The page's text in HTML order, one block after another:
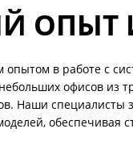
ОПЫТ
в работе с
офисов из
Наши специалисты
обеспечивая